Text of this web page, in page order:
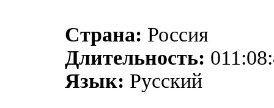
Страна: Россия
Длительность:
Язык: Русский